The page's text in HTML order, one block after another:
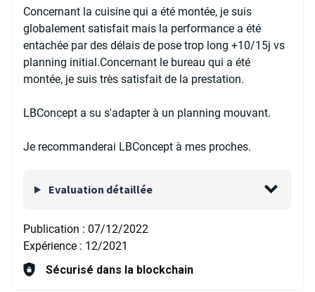
Concernant la cuisine qui a été montée, je suis
globalement satisfait mais la performance a été
entachée par des délais de pose trop long +10/15j vs
planning initial.Concernant le bureau qui a été
montée, je suis très satisfait de la prestation.
LBConcept a su s'adapter à un planning mouvant.
Je recommanderai LBConcept à mes proches.
Evaluation détaillée
Publication : 07/12/2022
Expérience : 12/2021
Sécurisé dans la blockchain